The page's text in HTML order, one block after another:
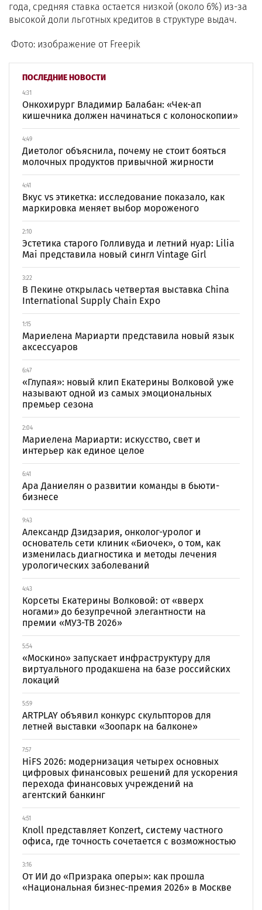
ПОСЛЕДНИЕ НОВОСТИ
4:31
Онкохирург Владимир Балабан: «Чек-ап
кишечника должен начинаться с колоноскопии»
4:49
Диетолог объяснила, почему не стоит бояться
молочных продуктов привычной жирности
4:41
Вкус vs этикетка: исследование показало, как
маркировка меняет выбор мороженого
2:10
Эстетика старого Голливуда и летний нуар: Lilia
Mai представила новый сингл Vintage Girl
3:22
В Пекине открылась четвертая выставка China
International Supply Chain Expo
1:15
Мариелена Мариарти представила новый язык
аксессуаров
6:47
«Глупая»: новый клип Екатерины Волковой уже
называют одной из самых эмоциональных
премьер сезона
2:04
Мариелена Мариарти: искусство, свет и
интерьер как единое целое
6:41
Ара Даниелян о развитии команды в бьюти-
бизнесе
9:43
Александр Дзидзария, онколог-уролог и
основатель сети клиник «Биочек», о том, как
изменилась диагностика и методы лечения
урологических заболеваний
4:43
Корсеты Екатерины Волковой: от «вверх
ногами» до безупречной элегантности на
премии «МУЗ-ТВ 2026»
5:54
«Москино» запускает инфраструктуру для
виртуального продакшена на базе российских
локаций
5:59
ARTPLAY объявил конкурс скульпторов для
летней выставки «Зоопарк на балконе»
7:57
HiFS 2026: модернизация четырех основных
цифровых финансовых решений для ускорения
перехода финансовых учреждений на
агентский банкинг
4:51
Knoll представляет Konzert, систему частного
офиса, где точность сочетается с возможностью
3:16
От ИИ до «Призрака оперы»: как прошла
«Национальная бизнес-премия 2026» в Москве
года, средняя ставка остается низкой (около 6%) из-за
высокой доли льготных кредитов в структуре выдач.
Фото: изображение от Freepik